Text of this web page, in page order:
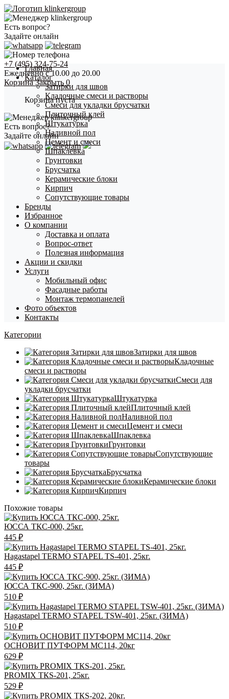
Есть вопрос?
Задайте онлайн
+7 (495) 324-75-24
Ежедневно с 10.00 до 20.00
Корзина Закрыть 0
Корзина пуста
Есть вопрос?
Задайте онлайн
Главная
Каталог
Затирки для швов
Кладочные смеси и растворы
Смеси для укладки брусчатки
Плиточный клей
Штукатурка
Наливной пол
Цемент и смеси
Шпаклевка
Грунтовки
Брусчатка
Керамические блоки
Кирпич
Сопутствующие товары
Бренды
Избранное
О компании
Доставка и оплата
Вопрос-ответ
Полезная информация
Акции и скидки
Услуги
Мобильный офис
Фасадные работы
Монтаж термопанелей
Фото объектов
Контакты
Категории
Затирки для швов
Кладочные
смеси и растворы
Смеси для
укладки брусчатки
Штукатурка
Плиточный клей
Наливной пол
Цемент и смеси
Шпаклевка
Грунтовки
Сопутствующие
товары
Брусчатка
Керамические блоки
Кирпич
Похожие товары
ЮССА ТКС-000, 25кг.
445 ₽
Hagastapel TERMO STAPEL TS-401, 25кг.
445 ₽
ЮССА ТКС-900, 25кг. (ЗИМА)
510 ₽
Hagastapel TERMO STAPEL TSW-401, 25кг. (ЗИМА)
510 ₽
ОСНОВИТ ПУТФОРМ MC114, 20кг
629 ₽
PROMIX ТКS-201, 25кг.
529 ₽